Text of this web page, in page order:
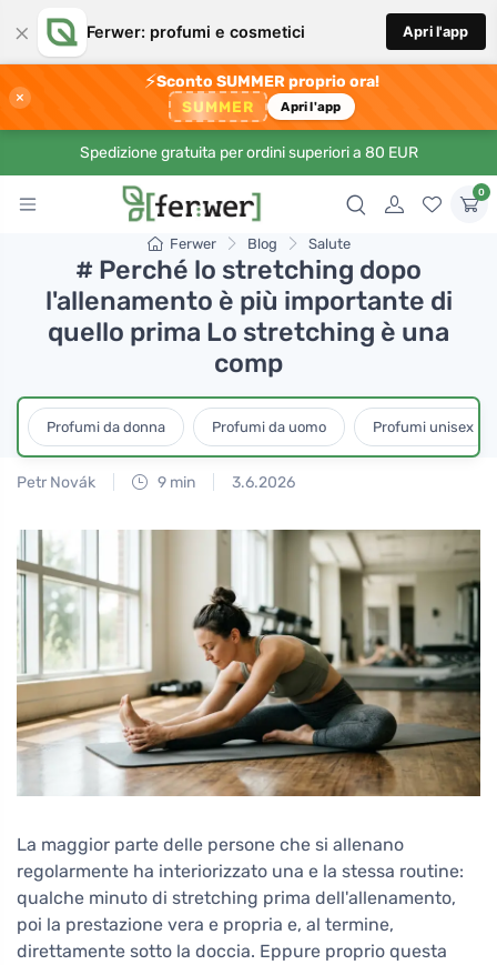
× Ferwer: profumi e cosmetici Apri l'app
×
⚡Sconto SUMMER proprio ora!
SUMMER Apri l'app
Spedizione gratuita per ordini superiori a 80 EUR
0
Ferwer Blog Salute
# Perché lo stretching dopo
l'allenamento è più importante di
quello prima Lo stretching è una
comp
Profumi da donna Profumi da uomo Profumi unisex
Petr Novák 9 min 3.6.2026
La maggior parte delle persone che si allenano
regolarmente ha interiorizzato una e la stessa routine:
qualche minuto di stretching prima dell'allenamento,
poi la prestazione vera e propria e, al termine,
direttamente sotto la doccia. Eppure proprio questa